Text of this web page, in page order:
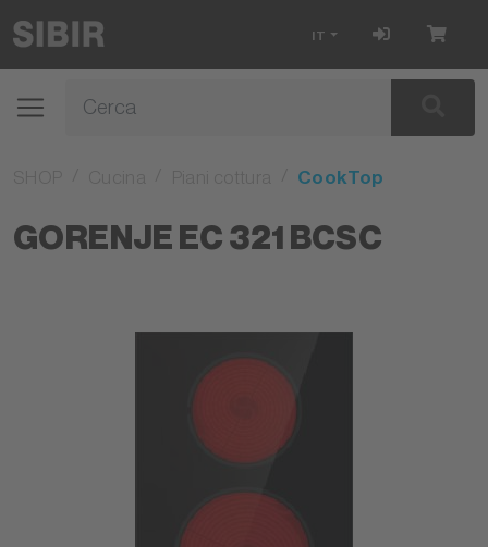
IT
CookTop
GORENJE EC 321 BCSC